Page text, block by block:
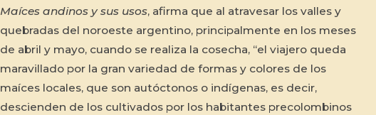
Maíces andinos y sus usos, afirma que al atravesar los valles y
quebradas del noroeste argentino, principalmente en los meses
de abril y mayo, cuando se realiza la cosecha, “el viajero queda
maravillado por la gran variedad de formas y colores de los
maíces locales, que son autóctonos o indígenas, es decir,
descienden de los cultivados por los habitantes precolombinos